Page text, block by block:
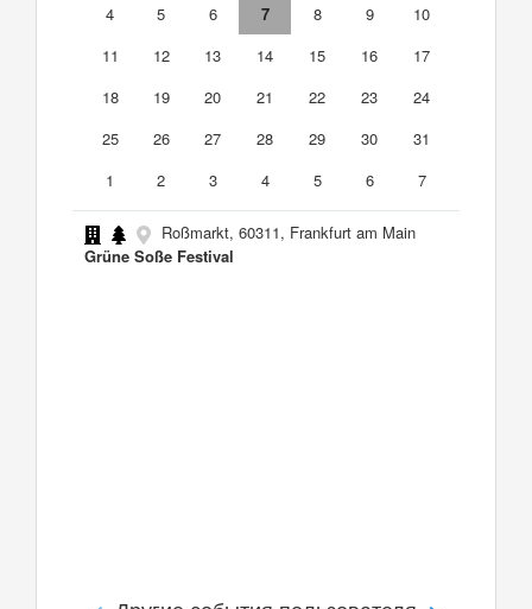
4
5 6 7 8 9
10
11
12 13 14 15 16
17
18
19 20 21 22 23
24
25
26 27 28 29 30
31
1
2 3 4 5 6 7
Roßmarkt, 60311, Frankfurt am Main
Grüne Soße Festival